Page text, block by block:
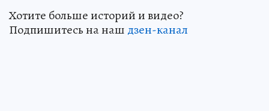
Хотите больше историй и видео?
Подпишитесь на наш дзен-канал